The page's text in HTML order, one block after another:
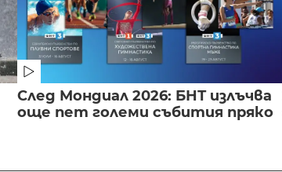
След Мондиал 2026: БНТ излъчва
още пет големи събития пряко